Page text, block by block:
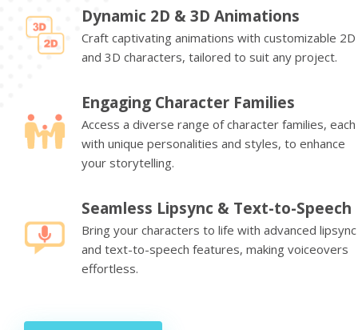
Dynamic 2D & 3D Animations
Craft captivating animations with customizable 2D
and 3D characters, tailored to suit any project.
Engaging Character Families
Access a diverse range of character families, each
with unique personalities and styles, to enhance
your storytelling.
Seamless Lipsync & Text-to-Speech
Bring your characters to life with advanced lipsync
and text-to-speech features, making voiceovers
effortless.